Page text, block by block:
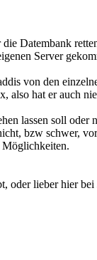
Datembank
Server
von den
also hat er auch
lassen soll oder
bzw schwer,
Möglichkeiten.
oder lieber hier bei